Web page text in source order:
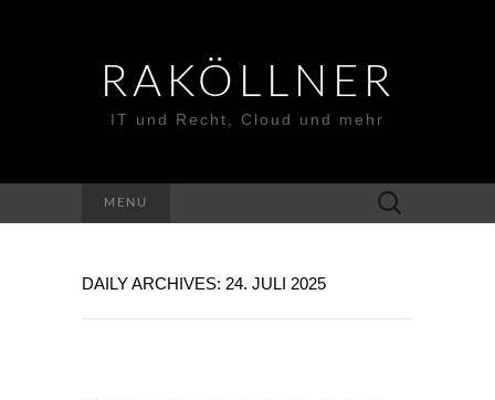
RAKÖLLNER
IT und Recht, Cloud und mehr
MENU
Suchen
nach:
DAILY ARCHIVES: 24. JULI 2025